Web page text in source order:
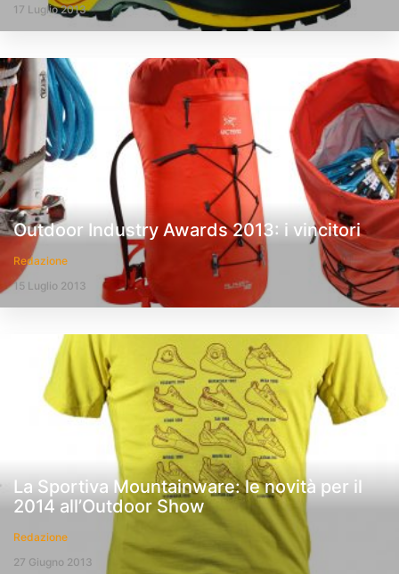
17 Luglio 2013
Outdoor Industry Awards 2013: i vincitori
Redazione
15 Luglio 2013
La Sportiva Mountainware: le novità per il
2014 all’Outdoor Show
Redazione
27 Giugno 2013